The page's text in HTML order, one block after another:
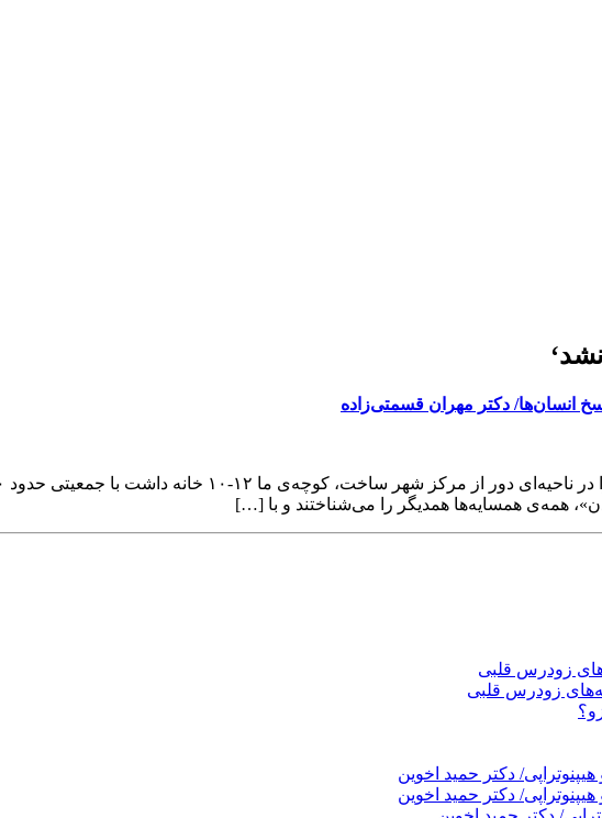
انسان‌ها/ دکتر مهران قسمتی‌زاده
همه‌ی همسایه‌ها همدیگر را می‌شناختند و با […]